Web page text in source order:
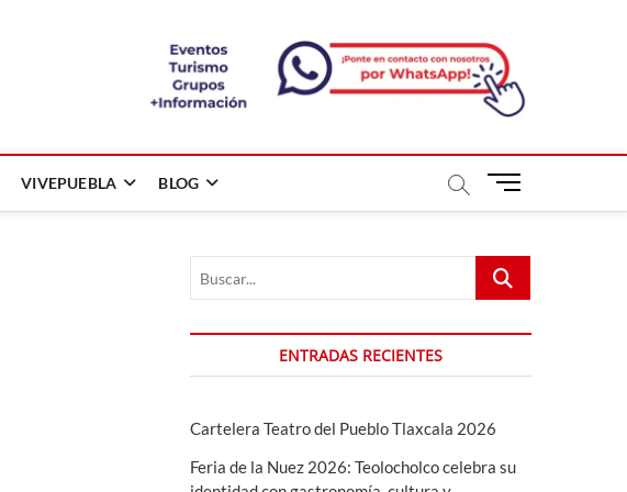
VIVEPUEBLA BLOG
B
ó
n
d
e
Buscar...
ENTRADAS RECIENTES
Cartelera Teatro del Pueblo Tlaxcala 2026
Feria de la Nuez 2026: Teolocholco celebra su